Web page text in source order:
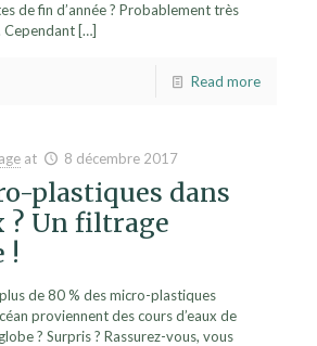
de fin d’année ? Probablement très
Cependant […]
Read more
at 8 décembre 2017
plastiques dans
? Un filtrage
!
de 80 % des micro-plastiques
proviennent des cours d’eaux de
? Surpris ? Rassurez-vous, vous